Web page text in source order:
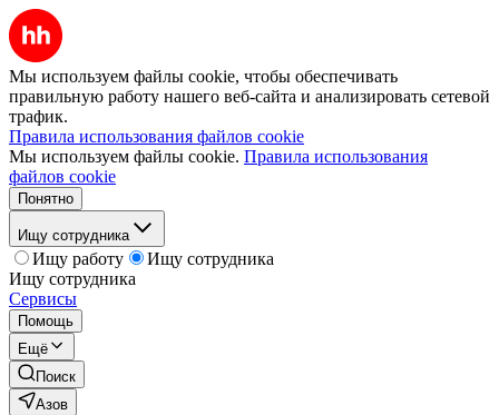
Мы используем файлы cookie, чтобы обеспечивать
правильную работу нашего веб-сайта и анализировать сетевой
трафик.
Правила использования файлов cookie
Мы используем файлы cookie. Правила использования
файлов cookie
Понятно
Ищу сотрудника
Ищу работу
Ищу сотрудника
Ищу сотрудника
Сервисы
Помощь
Ещё
Поиск
Азов